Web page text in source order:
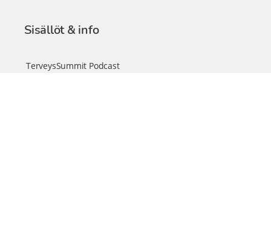
Sisällöt & info
TerveysSummit Podcast